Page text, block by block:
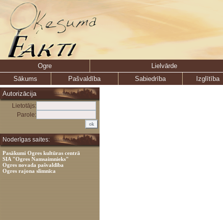
Ogre
Lielvārde
Sākums
Pašvaldība Sabiedrība
Izglītība
Autorizācija
Lietotājs:
Parole:
Noderīgas saites:
Pasākumi Ogres kultūras centrā
SIA "Ogres Namsaimnieks"
Ogres novada pašvaldība
Ogres rajona slimnīca